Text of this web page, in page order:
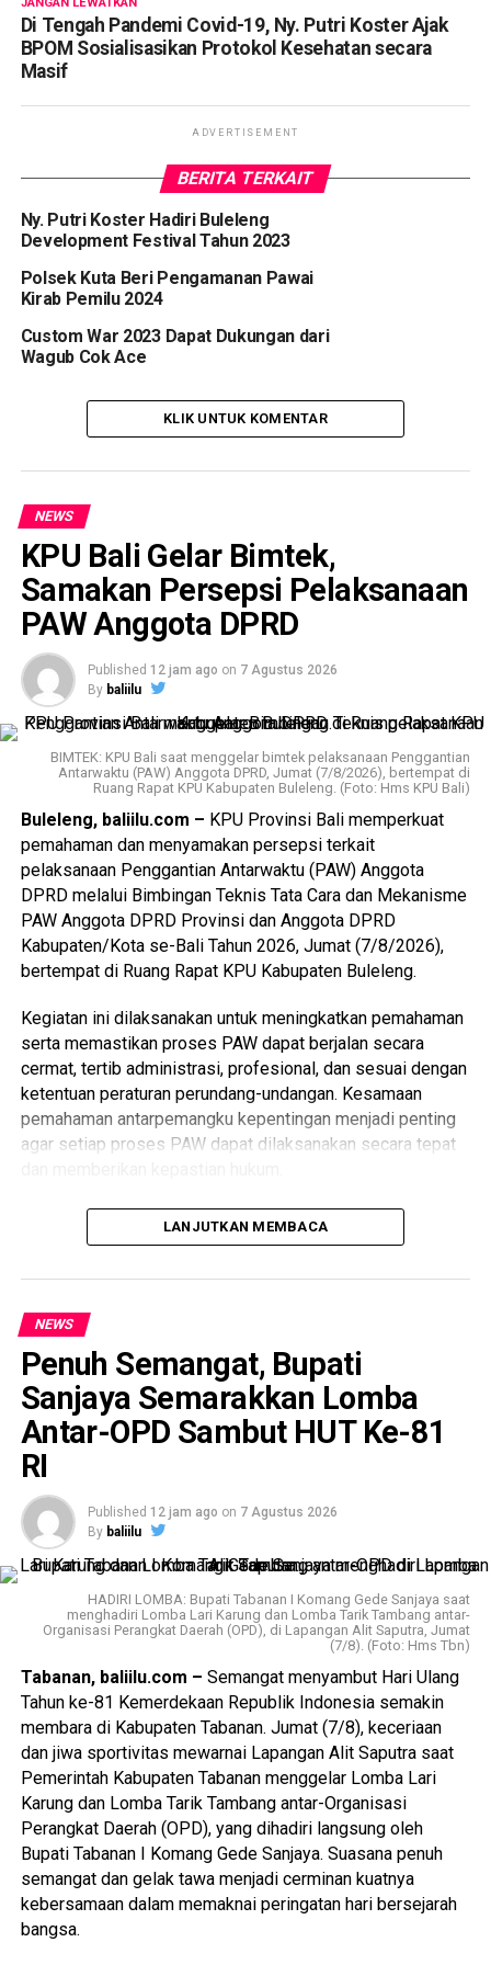
Di Tengah Pandemi Covid-19, Ny. Putri Koster Ajak
BPOM Sosialisasikan Protokol Kesehatan secara
Masif
ADVERTISEMENT
BERITA TERKAIT
Ny. Putri Koster Hadiri Buleleng
Development Festival Tahun 2023
Polsek Kuta Beri Pengamanan Pawai
Kirab Pemilu 2024
Custom War 2023 Dapat Dukungan dari
Wagub Cok Ace
KLIK UNTUK KOMENTAR
NEWS
KPU Bali Gelar Bimtek,
Samakan Persepsi Pelaksanaan
PAW Anggota DPRD
Published 12 jam ago on 7 Agustus 2026
By baliilu
BIMTEK: KPU Bali saat menggelar bimtek pelaksanaan Penggantian
Antarwaktu (PAW) Anggota DPRD, Jumat (7/8/2026), bertempat di
Ruang Rapat KPU Kabupaten Buleleng. (Foto: Hms KPU Bali)
Buleleng, baliilu.com – KPU Provinsi Bali memperkuat
pemahaman dan menyamakan persepsi terkait
pelaksanaan Penggantian Antarwaktu (PAW) Anggota
DPRD melalui Bimbingan Teknis Tata Cara dan Mekanisme
PAW Anggota DPRD Provinsi dan Anggota DPRD
Kabupaten/Kota se-Bali Tahun 2026, Jumat (7/8/2026),
bertempat di Ruang Rapat KPU Kabupaten Buleleng.
Kegiatan ini dilaksanakan untuk meningkatkan pemahaman
serta memastikan proses PAW dapat berjalan secara
cermat, tertib administrasi, profesional, dan sesuai dengan
ketentuan peraturan perundang-undangan. Kesamaan
pemahaman antarpemangku kepentingan menjadi penting
agar setiap proses PAW dapat dilaksanakan secara tepat
Bimbingan teknis dibuka oleh Ketua KPU Provinsi Bali dan
menghadirkan Anggota KPU Republik Indonesia, Idham
dan Kesejahteraan Rakyat Sekretariat Daerah Provinsi Bali,
pimpinan partai politik tingkat Provinsi Bali, serta Ketua
dan Anggota KPU Kabupaten/Kota yang membidangi Divisi
Teknis Penyelenggaraan se-Bali.
Anggota KPU Provinsi Bali Divisi Teknis Penyelenggaraan,
Luh Putu Sri Widyastini, memandu jalannya bimbingan
teknis.
Dalam pemaparannya, Idham Holik menyampaikan
sejumlah arahan terkait tata kelola kepemiluan dan
politik secara berkelanjutan melalui Sistem Informasi
Partai Politik (Sipol).
Partai politik didorong untuk secara proaktif melakukan
pemutakhiran data dan tidak menganggap data
keanggotaan bersifat tetap. KPU Kabupaten/Kota juga
diharapkan terus membangun komunikasi dengan partai
politik agar data kepengurusan dan keanggotaan yang
tercatat dalam Sipol tetap akurat dan mutakhir.
Dalam konteks PAW Anggota DPRD, bimbingan teknis
menekankan pentingnya ketelitian dalam pemeriksaan
dokumen, pemenuhan persyaratan calon pengganti sesuai
ketentuan, serta koordinasi yang efektif antara KPU, DPRD,
LANJUTKAN MEMBACA
NEWS
Penuh Semangat, Bupati
Sanjaya Semarakkan Lomba
Antar-OPD Sambut HUT Ke-81
RI
Published 12 jam ago on 7 Agustus 2026
By baliilu
HADIRI LOMBA: Bupati Tabanan I Komang Gede Sanjaya saat
menghadiri Lomba Lari Karung dan Lomba Tarik Tambang antar-
Organisasi Perangkat Daerah (OPD), di Lapangan Alit Saputra, Jumat
(7/8). (Foto: Hms Tbn)
Tabanan, baliilu.com – Semangat menyambut Hari Ulang
Tahun ke-81 Kemerdekaan Republik Indonesia semakin
membara di Kabupaten Tabanan. Jumat (7/8), keceriaan
dan jiwa sportivitas mewarnai Lapangan Alit Saputra saat
Pemerintah Kabupaten Tabanan menggelar Lomba Lari
Karung dan Lomba Tarik Tambang antar-Organisasi
Perangkat Daerah (OPD), yang dihadiri langsung oleh
Bupati Tabanan I Komang Gede Sanjaya. Suasana penuh
semangat dan gelak tawa menjadi cerminan kuatnya
kebersamaan dalam memaknai peringatan hari bersejarah
bangsa.